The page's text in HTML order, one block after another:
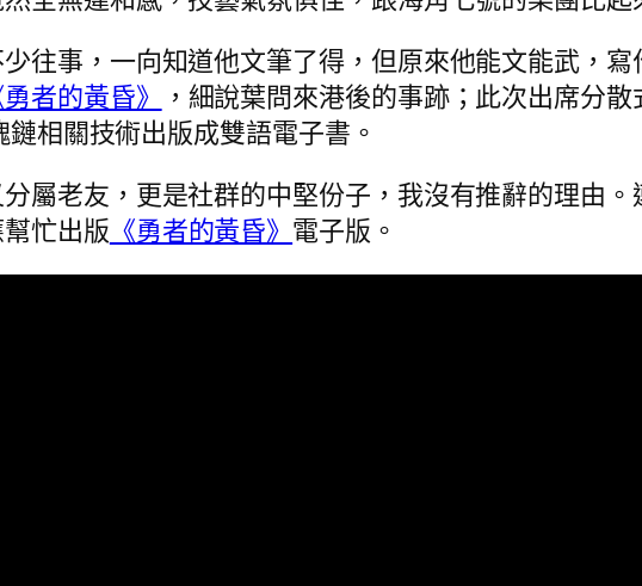
往事，一向知道他文筆了得，但原來他能文能武，
勇者的黃昏》
，細說葉問來港後的事跡；此次出席分
相關技術出版成雙語電子書。
屬老友，更是社群的中堅份子，我沒有推辭的理由
忙出版 《勇者的黃昏》 電子版。